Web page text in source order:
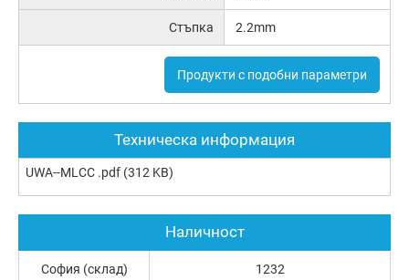
Стъпка 2.2mm
Продукти с подобни параметри
Техническа информация
UWA--MLCC .pdf (312 KB)
Наличност
София (склад) 1232